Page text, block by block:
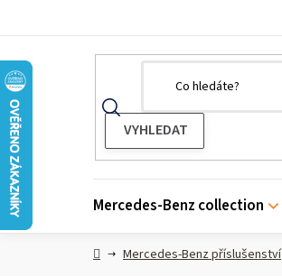
Mercedes-Benz collection
DomůMercedes-Benz příslušenství